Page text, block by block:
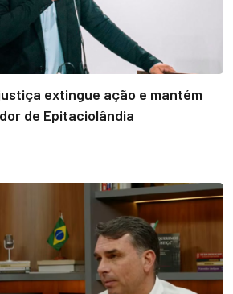
extingue ação e mantém
de Epitaciolândia